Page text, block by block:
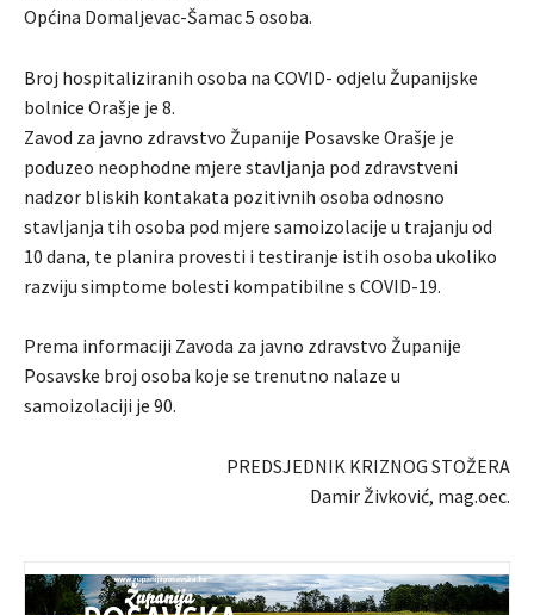
Općina Domaljevac-Šamac 5 osoba.
Broj hospitaliziranih osoba na COVID- odjelu Županijske
bolnice Orašje je 8.
Zavod za javno zdravstvo Županije Posavske Orašje je
poduzeo neophodne mjere stavljanja pod zdravstveni
nadzor bliskih kontakata pozitivnih osoba odnosno
stavljanja tih osoba pod mjere samoizolacije u trajanju od
10 dana, te planira provesti i testiranje istih osoba ukoliko
razviju simptome bolesti kompatibilne s COVID-19.
Prema informaciji Zavoda za javno zdravstvo Županije
Posavske broj osoba koje se trenutno nalaze u
samoizolaciji je 90.
PREDSJEDNIK KRIZNOG STOŽERA
Damir Živković, mag.oec.